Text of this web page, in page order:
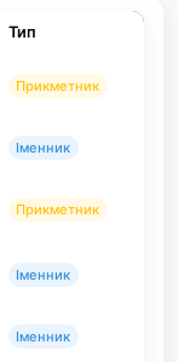
Тип
Прикметник
Іменник
Прикметник
Іменник
Іменник